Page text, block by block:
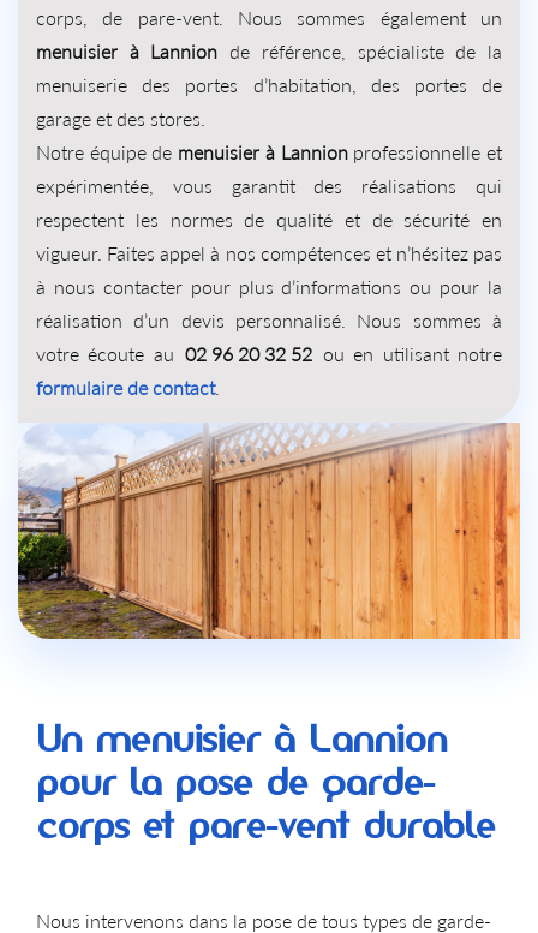
corps, de pare-vent. Nous sommes également un
menuisier à Lannion de référence, spécialiste de la
menuiserie des portes d’habitation, des portes de
garage et des stores.
Notre équipe de menuisier à Lannionprofessionnelle et
expérimentée, vous garantit des réalisations qui
respectent les normes de qualité et de sécurité en
vigueur. Faites appel à nos compétences et n’hésitez pas
à nous contacter pour plus d’informations ou pour la
réalisation d’un devis personnalisé. Nous sommes à
votre écoute au 02 96 20 32 52 ou en utilisant notre
formulaire de contact.
Un menuisier à Lannion
pour la pose de garde-
corps et pare-vent durable
Nous intervenons dans la pose de tous types de garde-